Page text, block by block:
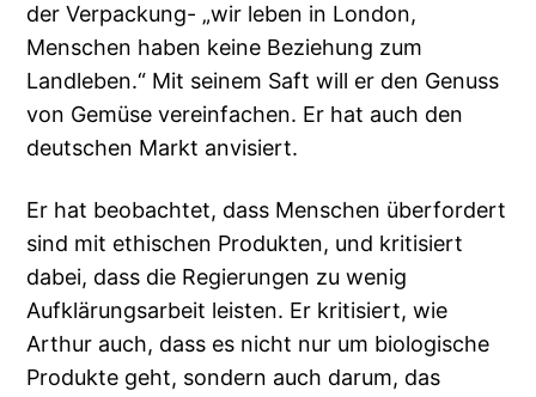
der Verpackung- „wir leben in London,
Menschen haben keine Beziehung zum
Landleben.“ Mit seinem Saft will er den Genuss
von Gemüse vereinfachen. Er hat auch den
deutschen Markt anvisiert.
Er hat beobachtet, dass Menschen überfordert
sind mit ethischen Produkten, und kritisiert
dabei, dass die Regierungen zu wenig
Aufklärungsarbeit leisten. Er kritisiert, wie
Arthur auch, dass es nicht nur um biologische
Produkte geht, sondern auch darum, das